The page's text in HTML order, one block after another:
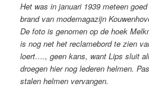
Het was in januari 1939 meteen
brand van modemagazijn
De foto is genomen op de hoek
is nog net het reclamebord te zien
loert…., geen kans, want Lips sluit
droegen hier nog lederen helmen.
stalen helmen vervangen.